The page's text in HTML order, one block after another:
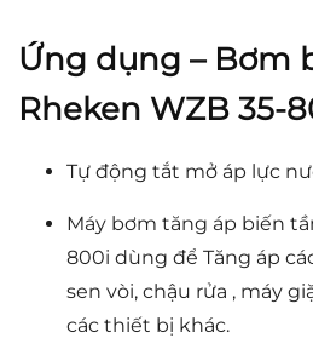
Ứng dụng – Bơm
Rheken WZB 35-
Tự động tắt mở áp lực
Máy bơm tăng áp biến
800i dùng để Tăng áp
sen vòi, chậu rửa , máy
các thiết bị khác.